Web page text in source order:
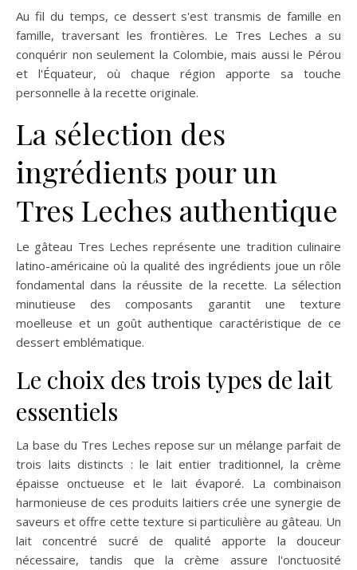
Au fil du temps, ce dessert s'est transmis de famille en
famille, traversant les frontières. Le Tres Leches a su
conquérir non seulement la Colombie, mais aussi le Pérou
et l'Équateur, où chaque région apporte sa touche
personnelle à la recette originale.
La sélection des
ingrédients pour un
Tres Leches authentique
Le gâteau Tres Leches représente une tradition culinaire
latino-américaine où la qualité des ingrédients joue un rôle
fondamental dans la réussite de la recette. La sélection
minutieuse des composants garantit une texture
moelleuse et un goût authentique caractéristique de ce
dessert emblématique.
Le choix des trois types de lait
essentiels
La base du Tres Leches repose sur un mélange parfait de
trois laits distincts : le lait entier traditionnel, la crème
épaisse onctueuse et le lait évaporé. La combinaison
harmonieuse de ces produits laitiers crée une synergie de
saveurs et offre cette texture si particulière au gâteau. Un
lait concentré sucré de qualité apporte la douceur
nécessaire, tandis que la crème assure l'onctuosité